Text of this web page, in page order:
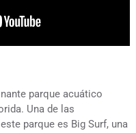
parque acuático
Una de las
parque es Big Surf, una